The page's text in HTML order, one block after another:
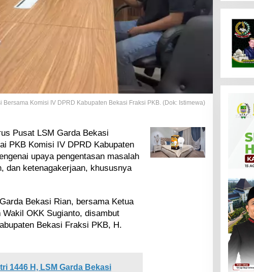
Bersama Komisi IV DPRD Kabupaten Bekasi Fraksi PKB. (Dok: Istimewa)
Pusat LSM Garda Bekasi
PKB Komisi IV DPRD Kabupaten
upaya pengentasan masalah
dan ketenagakerjaan, khususnya
Bekasi Rian, bersama Ketua
OKK Sugianto, disambut
Bekasi Fraksi PKB, H.
1446 H, LSM Garda Bekasi